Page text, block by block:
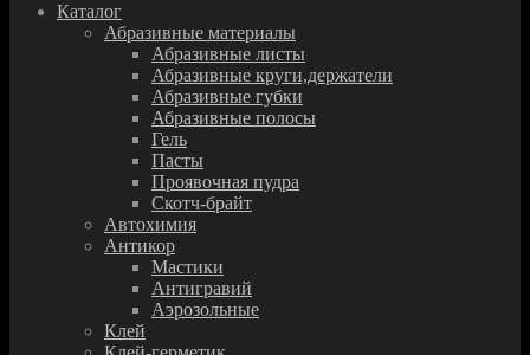
Каталог
Абразивные материалы
Абразивные листы
Абразивные круги,держатели
Абразивные губки
Абразивные полосы
Гель
Пасты
Проявочная пудра
Скотч-брайт
Автохимия
Антикор
Мастики
Антигравий
Аэрозольные
Клей